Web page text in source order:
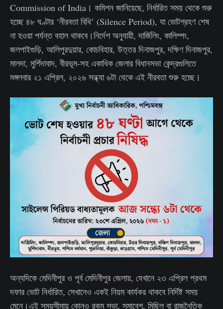
Commission of India। কমিশন জানিয়েছে, নির্ধারিত সময় থেকে শুরু
হচ্ছে ৪৮ ঘণ্টার ‘নীরবতা বিধি’ (Silence Period), যা ভোটগ্রহণ শেষ
না হওয়া পর্যন্ত বহাল থাকবে।নির্দেশ অনুযায়ী, দার্জিলিং, কালিম্পং,
জলপাইগুড়ি, আলিপুরদুয়ার, কোচবিহার, উত্তর দিনাজপুর, দক্ষিণ দিনাজপুর,
মালদা, মুর্শিদাবাদ, বীরভূম-সহ একাধিক জেলার বিধানসভা কেন্দ্রগুলিতে
মঙ্গলবার ২১ এপ্রিল, ২০২৬ সন্ধ্যা ৬টা থেকে এই নীরবতা শুরু হচ্ছে।
অন্যদিকে মেদিনীপুর ও পূর্ব মেদিনীপুর জেলায়, যেখানে ২৩ এপ্রিল প্রথম
দফার ভোট নির্ধারিত, সেখানেও একই নিয়ম কার্যকর থাকবে নির্দিষ্ট সময়
মেনে।এই সময়সীমায় কোনও রকম সভা, সমাবেশ, মিছিল বা রাজনৈতিক